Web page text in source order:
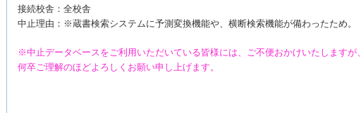
接続校舎：全校舎
中止理由：※蔵書検索システムに予測変換機能や、横断検索機能が備わったため。
※中止データベースをご利用いただいている皆様には、ご不便おかけいたしますが、
何卒ご理解のほどよろしくお願い申し上げます。